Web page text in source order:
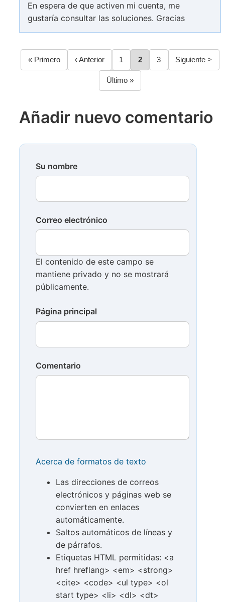
En espera de que activen mi cuenta, me
gustaría consultar las soluciones. Gracias
Paginación
Primera
página
« Primero
Página
anterior
‹ Anterior Página
1 Página
2 Página
3
Siguiente
página
Siguiente >
Última
página
Último »
Añadir nuevo comentario
Su nombre
Correo electrónico
El contenido de este campo se
mantiene privado y no se mostrará
públicamente.
Página principal
Comentario
Acerca de formatos de texto
Las direcciones de correos
electrónicos y páginas web se
convierten en enlaces
automáticamente.
Saltos automáticos de líneas y
de párrafos.
Etiquetas HTML permitidas: <a
href hreflang> <em> <strong>
<cite> <code> <ul type> <ol
start type> <li> <dl> <dt>